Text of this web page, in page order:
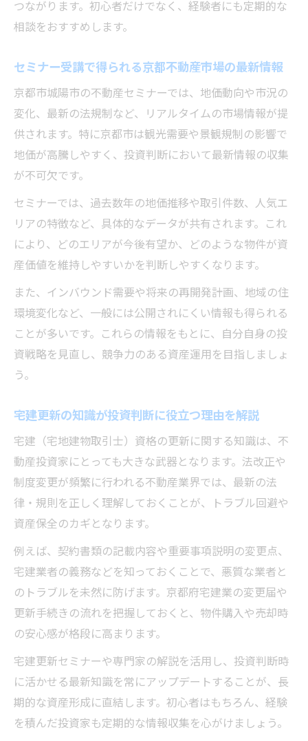
つながります。初心者だけでなく、経験者にも定期的な
相談をおすすめします。
セミナー受講で得られる京都不動産市場の最新情報
京都市城陽市の不動産セミナーでは、地価動向や市況の
変化、最新の法規制など、リアルタイムの市場情報が提
供されます。特に京都市は観光需要や景観規制の影響で
地価が高騰しやすく、投資判断において最新情報の収集
が不可欠です。
セミナーでは、過去数年の地価推移や取引件数、人気エ
リアの特徴など、具体的なデータが共有されます。これ
により、どのエリアが今後有望か、どのような物件が資
産価値を維持しやすいかを判断しやすくなります。
また、インバウンド需要や将来の再開発計画、地域の住
環境変化など、一般には公開されにくい情報も得られる
ことが多いです。これらの情報をもとに、自分自身の投
資戦略を見直し、競争力のある資産運用を目指しましょ
う。
宅建更新の知識が投資判断に役立つ理由を解説
宅建（宅地建物取引士）資格の更新に関する知識は、不
動産投資家にとっても大きな武器となります。法改正や
制度変更が頻繁に行われる不動産業界では、最新の法
律・規則を正しく理解しておくことが、トラブル回避や
資産保全のカギとなります。
例えば、契約書類の記載内容や重要事項説明の変更点、
宅建業者の義務などを知っておくことで、悪質な業者と
のトラブルを未然に防げます。京都府宅建業の変更届や
更新手続きの流れを把握しておくと、物件購入や売却時
の安心感が格段に高まります。
宅建更新セミナーや専門家の解説を活用し、投資判断時
に活かせる最新知識を常にアップデートすることが、長
期的な資産形成に直結します。初心者はもちろん、経験
を積んだ投資家も定期的な情報収集を心がけましょう。